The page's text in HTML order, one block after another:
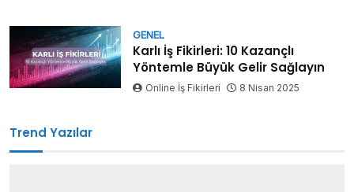
GENEL
Karlı İş Fikirleri: 10 Kazançlı
Yöntemle Büyük Gelir Sağlayın
Online İş Fikirleri 8 Nisan 2025
Trend Yazılar